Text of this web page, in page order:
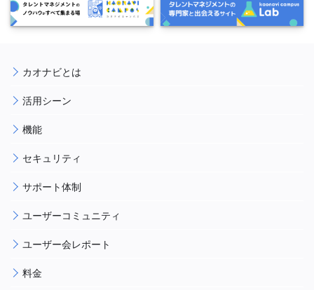
カオナビとは
活用シーン
機能
セキュリティ
サポート体制
ユーザーコミュニティ
ユーザー会レポート
料金